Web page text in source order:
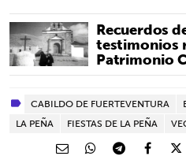
Recuerdos
testimonios
Patrimonio
CABILDO DE FUERTEVENTURA
LA PEÑA
FIESTAS DE LA PEÑA